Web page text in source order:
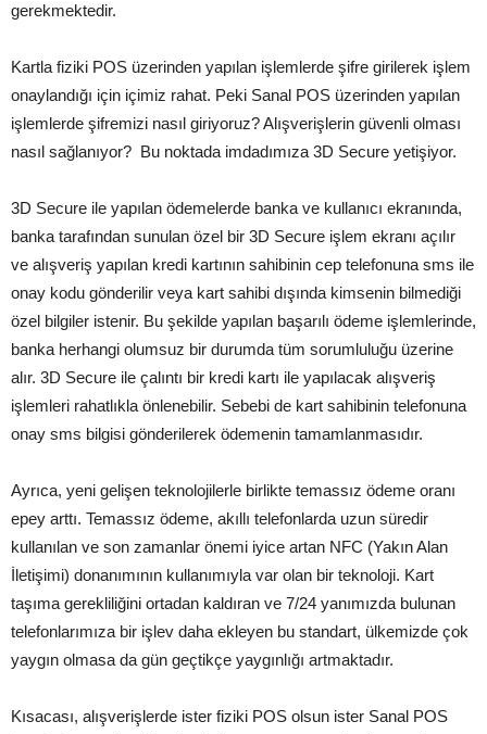
gerekmektedir.
Kartla fiziki POS üzerinden yapılan işlemlerde şifre girilerek işlem
onaylandığı için içimiz rahat. Peki Sanal POS üzerinden yapılan
işlemlerde şifremizi nasıl giriyoruz? Alışverişlerin güvenli olması
nasıl sağlanıyor? Bu noktada imdadımıza 3D Secure yetişiyor.
3D Secure ile yapılan ödemelerde banka ve kullanıcı ekranında,
banka tarafından sunulan özel bir 3D Secure işlem ekranı açılır
ve alışveriş yapılan kredi kartının sahibinin cep telefonuna sms ile
onay kodu gönderilir veya kart sahibi dışında kimsenin bilmediği
özel bilgiler istenir. Bu şekilde yapılan başarılı ödeme işlemlerinde,
banka herhangi olumsuz bir durumda tüm sorumluluğu üzerine
alır. 3D Secure ile çalıntı bir kredi kartı ile yapılacak alışveriş
işlemleri rahatlıkla önlenebilir. Sebebi de kart sahibinin telefonuna
onay sms bilgisi gönderilerek ödemenin tamamlanmasıdır.
Ayrıca, yeni gelişen teknolojilerle birlikte temassız ödeme oranı
epey arttı. Temassız ödeme, akıllı telefonlarda uzun süredir
kullanılan ve son zamanlar önemi iyice artan NFC (Yakın Alan
İletişimi) donanımının kullanımıyla var olan bir teknoloji. Kart
taşıma gerekliliğini ortadan kaldıran ve 7/24 yanımızda bulunan
telefonlarımıza bir işlev daha ekleyen bu standart, ülkemizde çok
yaygın olmasa da gün geçtikçe yaygınlığı artmaktadır.
Kısacası, alışverişlerde ister fiziki POS olsun ister Sanal POS